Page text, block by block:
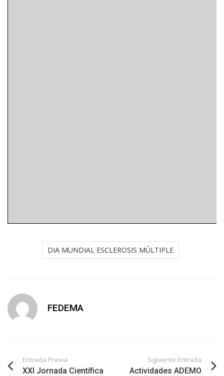
DIA MUNDIAL ESCLEROSIS MÚLTIPLE
FEDEMA
Entrada Previa
XXI Jornada Científica
Siguiente Entrada
Actividades ADEMO